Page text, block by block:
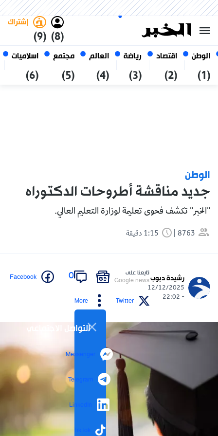
الوطن
(1)
اقتصاد
(2)
رياضة
(3)
العالم
(4)
مجتمع
(5)
اسلاميات
(6)
(8)
إشتراك
(9)
أغسطس 2026
الجزائر
الوطن
جديد مناقشة أطروحات الدكتوراه
"الخبر" تكشف فحوى تعليمة لوزارة التعليم العالي.
8763
رشيدة دبوب
12/12/2025
- 22:02
تابعنا على
Google news
0
Facebook
Twitter
More
التواصل الاجتماعي
Messenger
Telegram
LinkedIn
TikTok